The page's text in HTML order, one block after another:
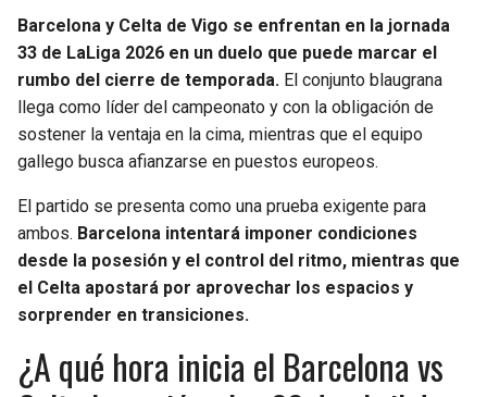
Barcelona y Celta de Vigo se enfrentan en la jornada
33 de LaLiga 2026 en un duelo que puede marcar el
rumbo del cierre de temporada. El conjunto blaugrana
llega como líder del campeonato y con la obligación de
sostener la ventaja en la cima, mientras que el equipo
gallego busca afianzarse en puestos europeos.
El partido se presenta como una prueba exigente para
ambos. Barcelona intentará imponer condiciones
desde la posesión y el control del ritmo, mientras que
el Celta apostará por aprovechar los espacios y
sorprender en transiciones.
¿A qué hora inicia el Barcelona vs